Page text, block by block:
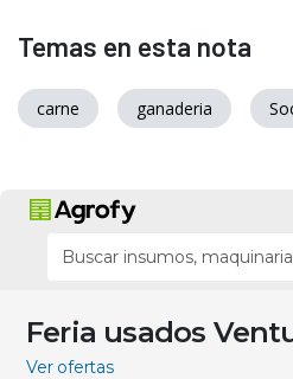
Temas en esta nota
carne ganaderia
Feria usados
Ver ofertas